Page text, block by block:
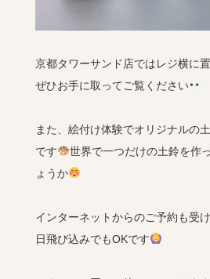
京都タワーサンド店ではレジ横に
ぜひお手に取ってご覧ください
また、絵付け体験でオリジナルの
です
世界で一つだけの土鈴を作
ょうか
インターネットからのご予約も受
日飛び込みでもOKです